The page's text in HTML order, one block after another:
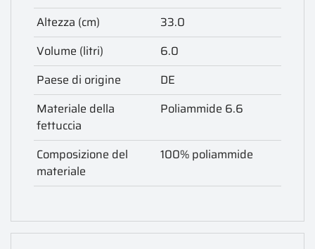
Altezza (cm)
33.0
Volume (litri)
6.0
Paese di origine
DE
Materiale della
fettuccia
Poliammide 6.6
Composizione del
materiale
100% poliammide